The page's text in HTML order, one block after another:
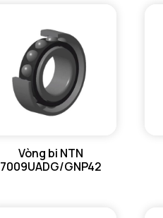
Vòng bi NTN
7009UADG/GNP42